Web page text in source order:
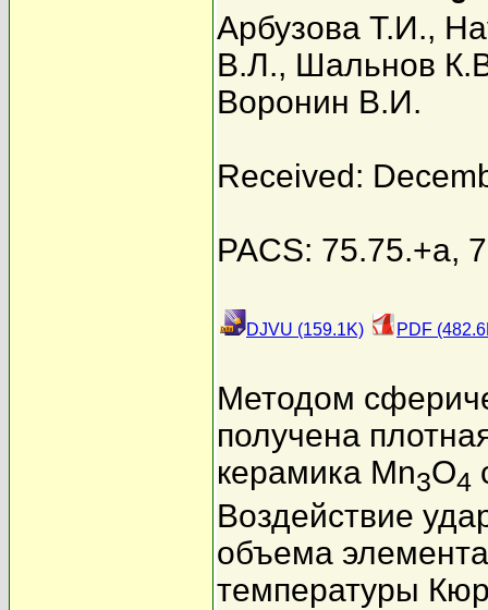
Арбузова Т.И.,
В.Л., Шальнов
Воронин В.И.
Received:
PACS: 75.75.+a,
DJVU (159.1K) PDF
Методом
получена
керамика Mn3O4
Воздействие
объема
температуры